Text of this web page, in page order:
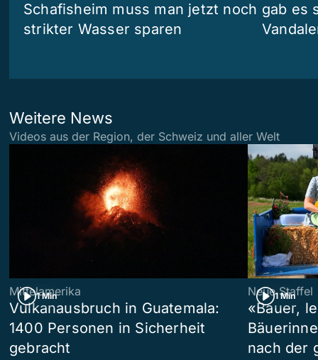
Schafisheim muss man jetzt noch
strikter Wasser sparen
gab es
Weitere News
Videos aus der Region, der Schweiz und aller Welt
1 Min
Mittelamerika
Vulkanausbruch in Guatemala:
1400 Personen in Sicherheit
gebracht
1 Min
Neue Staffel
«Bauer,
nach der